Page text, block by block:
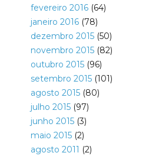
fevereiro 2016(64)
janeiro 2016(78)
dezembro 2015(50)
novembro 2015(82)
outubro 2015(96)
setembro 2015(101)
agosto 2015(80)
julho 2015(97)
junho 2015(3)
maio 2015(2)
agosto 2011 (2)